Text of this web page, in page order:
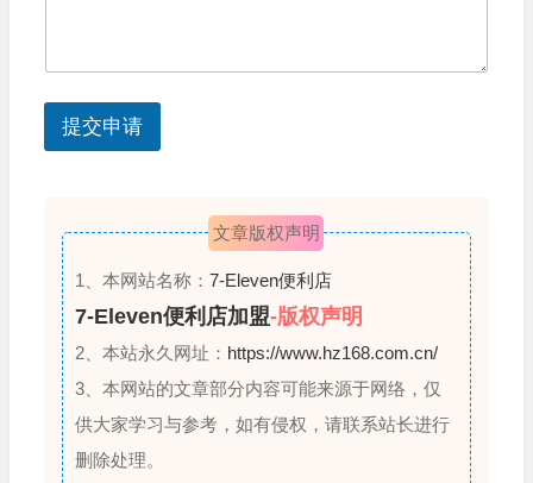
e
s
+
名
提交申请
文章版权声明
1、本网站名称： 7-Eleven便利店
7-Eleven便利店加盟-版权声明
2、本站永久网址： https://www.hz168.com.cn/
3、本网站的文章部分内容可能来源于网络，仅
供大家学习与参考，如有侵权，请联系站长进行
删除处理。